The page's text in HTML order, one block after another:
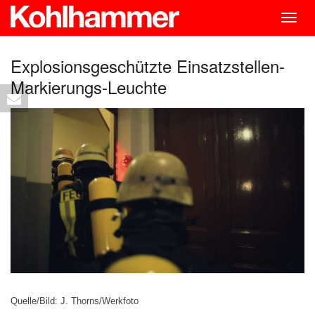
Explosionsgeschützte Einsatzstellen-
Markierungs-Leuchte
Quelle/Bild: J. Thorns/Werkfoto